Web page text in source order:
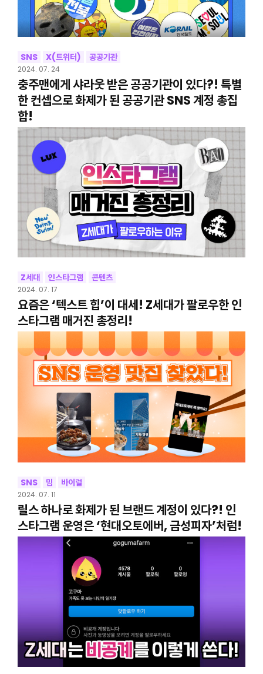
SNS X(트위터) 공공기관
2024. 07. 24
충주맨에게 샤라웃 받은 공공기관이 있다?! 특별
한 컨셉으로 화제가 된 공공기관 SNS 계정 총집
합!
Z세대 인스타그램 콘텐츠
2024. 07. 17
요즘은 ‘텍스트 힙’이 대세! Z세대가 팔로우한 인
스타그램 매거진 총정리!
SNS 밈 바이럴
2024. 07. 11
릴스 하나로 화제가 된 브랜드 계정이 있다?! 인
스타그램 운영은 ‘현대오토에버, 금성피자’처럼!